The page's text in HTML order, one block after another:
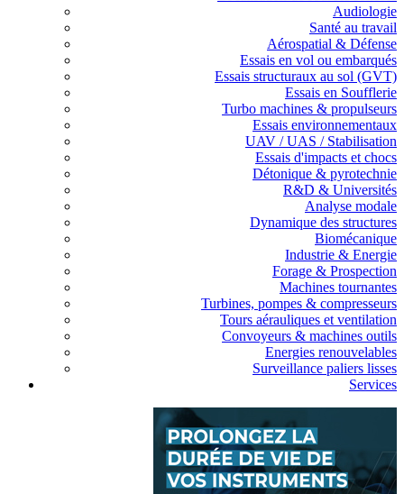
Audiologie
Santé au travail
Aérospatial & Défense
Essais en vol ou embarqués
Essais structuraux au sol (GVT)
Essais en Soufflerie
Turbo machines & propulseurs
Essais environnementaux
UAV / UAS / Stabilisation
Essais d'impacts et chocs
Détonique & pyrotechnie
R&D & Universités
Analyse modale
Dynamique des structures
Biomécanique
Industrie & Energie
Forage & Prospection
Machines tournantes
Turbines, pompes & compresseurs
Tours aérauliques et ventilation
Convoyeurs & machines outils
Energies renouvelables
Surveillance paliers lisses
Services